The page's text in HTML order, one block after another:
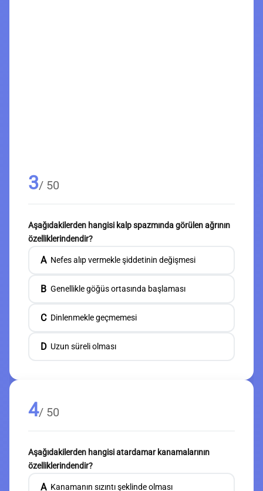
3/ 50
Aşağıdakilerden hangisi kalp spazmında görülen ağrının
özelliklerindendir?
A Nefes alıp vermekle şiddetinin değişmesi
B Genellikle göğüs ortasında başlaması
C Dinlenmekle geçmemesi
D Uzun süreli olması
4/ 50
Aşağıdakilerden hangisi atardamar kanamalarının
özelliklerindendir?
A Kanamanın sızıntı şeklinde olması